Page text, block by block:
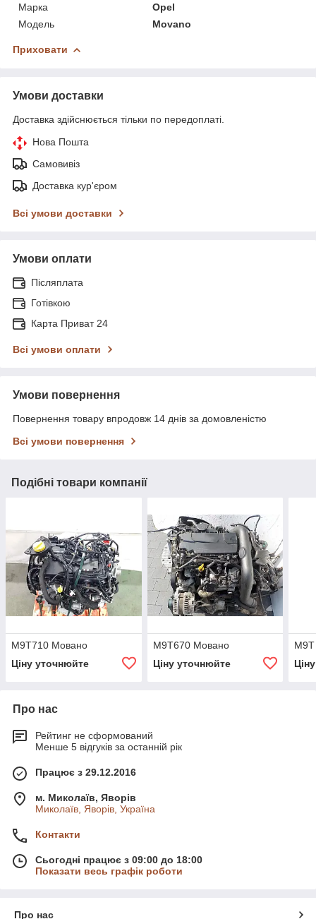
Марка
Opel
Модель
Movano
Приховати
Умови доставки
Доставка здійснюється тільки по передоплаті.
Нова Пошта
Самовивіз
Доставка кур'єром
Всі умови доставки
Умови оплати
Післяплата
Готівкою
Карта Приват 24
Всі умови оплати
Умови повернення
Повернення товару впродовж 14 днів за домовленістю
Всі умови повернення
Подібні товари компанії
M9T710 Мовано
Ціну уточнюйте
M9T670 Мовано
Ціну уточнюйте
Про нас
Рейтинг не сформований
Менше 5 відгуків за останній рік
Працює з 29.12.2016
м. Миколаїв, Яворів
Миколаїв, Яворів, Україна
Контакти
Сьогодні працює з 09:00 до 18:00
Показати весь графік роботи
Про нас